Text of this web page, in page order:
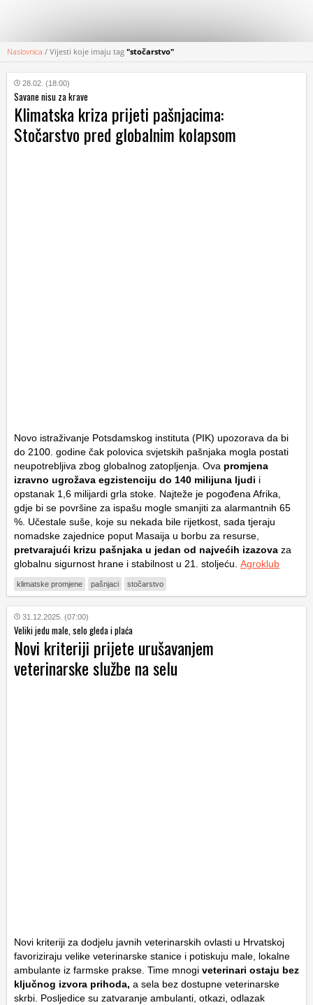
KATEGORIJE
HRVATSKI
WEB
Naslovnica / Vijesti koje imaju tag "stočarstvo"
28.02. (18:00)
Savane nisu za krave
Klimatska kriza prijeti pašnjacima:
Stočarstvo pred globalnim kolapsom
Novo istraživanje Potsdamskog instituta (PIK) upozorava da bi
do 2100. godine čak polovica svjetskih pašnjaka mogla postati
neupotrebljiva zbog globalnog zatopljenja. Ova promjena
izravno ugrožava egzistenciju do 140 milijuna ljudi i
opstanak 1,6 milijardi grla stoke. Najteže je pogođena Afrika,
gdje bi se površine za ispašu mogle smanjiti za alarmantnih 65
%. Učestale suše, koje su nekada bile rijetkost, sada tjeraju
nomadske zajednice poput Masaija u borbu za resurse,
pretvarajući krizu pašnjaka u jedan od najvećih izazova za
globalnu sigurnost hrane i stabilnost u 21. stoljeću. Agroklub
klimatske promjene pašnjaci stočarstvo
31.12.2025. (07:00)
Veliki jedu male, selo gleda i plaća
Novi kriteriji prijete urušavanjem
veterinarske službe na selu
Novi kriteriji za dodjelu javnih veterinarskih ovlasti u Hrvatskoj
favoriziraju velike veterinarske stanice i potiskuju male, lokalne
ambulante iz farmske prakse. Time mnogi veterinari ostaju bez
ključnog izvora prihoda, a sela bez dostupne veterinarske
skrbi. Posljedice su zatvaranje ambulanti, otkazi, odlazak